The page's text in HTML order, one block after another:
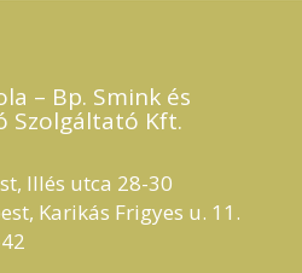
– Bp. Smink és
Szolgáltató Kft.​
Illés utca 28-30
Karikás Frigyes u. 11.